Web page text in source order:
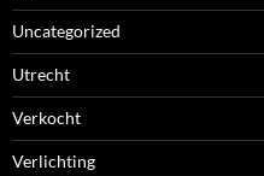
Uncategorized
Utrecht
Verkocht
Verlichting